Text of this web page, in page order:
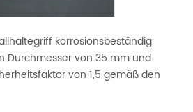
korrosionsbeständig
Durchmesser von 35 mm und
von 1,5 gemäß den